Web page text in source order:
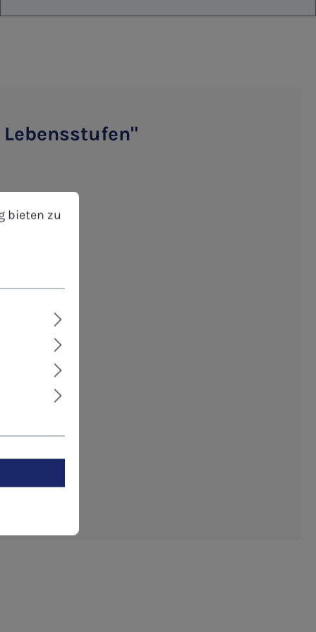
zu können.
bieten zu